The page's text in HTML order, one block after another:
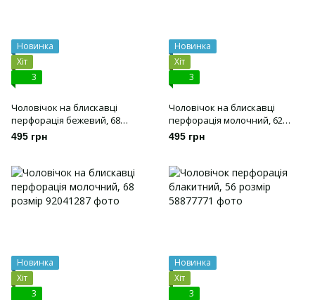
Новинка
Хіт
3
Чоловічок на блискавці
перфорація бежевий, 68
розмір
495 грн
Новинка
Хіт
3
Чоловічок на блискавці
перфорація молочний, 62
розмір
495 грн
Новинка
Хіт
3
Новинка
Хіт
3